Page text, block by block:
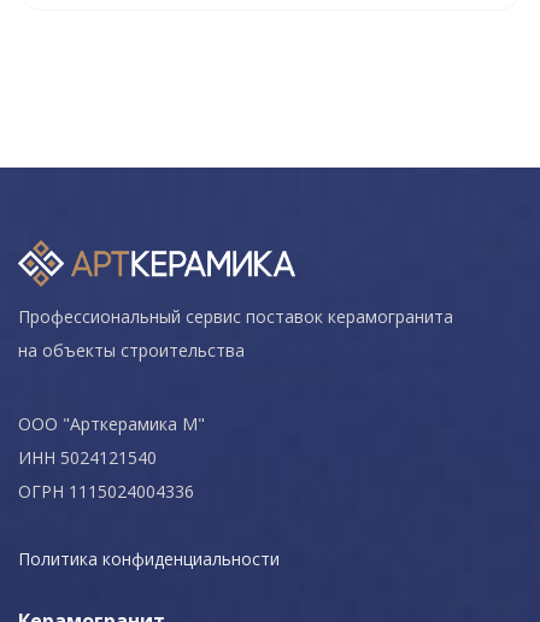
Профессиональный сервис поставок керамогранита
на объекты строительства
ООО "Арткерамика М"
ИНН 5024121540
ОГРН 1115024004336
Политика конфиденциальности